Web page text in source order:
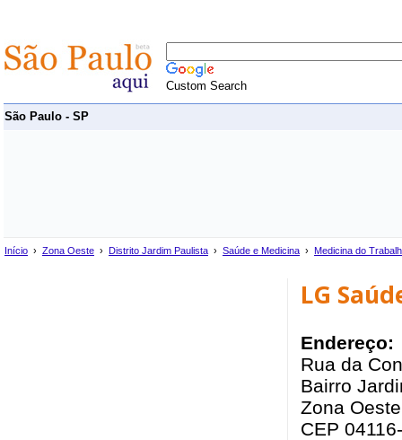
Custom Search
São Paulo - SP
Início › Zona Oeste › Distrito Jardim Paulista › Saúde e Medicina › Medicina do
LG
Endereço:
Rua da
Bairro
Zona
CEP